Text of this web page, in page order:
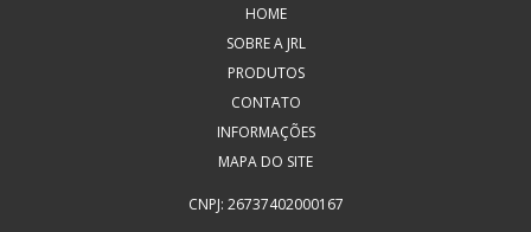
HOME
SOBRE A JRL
PRODUTOS
CONTATO
INFORMAÇÕES
MAPA DO SITE
CNPJ: 26737402000167